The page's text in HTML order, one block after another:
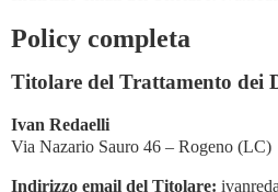
Policy completa
Titolare del Trattamento dei
Ivan Redaelli
Via Nazario Sauro 46 – Rogeno (LC)
Indirizzo email del Titolare: